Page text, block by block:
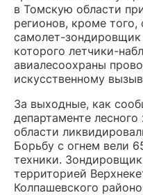
в Томскую области
регионов, кроме того,
самолет-
которого летчики-
авиалесоохраны
искусственному
За выходные, как
департаменте
области
Борьбу с огнем вели
техники.
территорией
Колпашевского